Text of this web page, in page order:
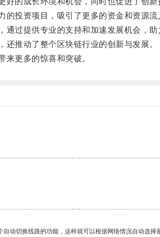
资项目，吸引了更多的资金和资源流
过提供专业的支持和加速发展机会，助
推动了整个区块链行业的创新与发展。
更多的惊喜和突破。
动切换线路的功能，这样就可以根据网络情况自动选择